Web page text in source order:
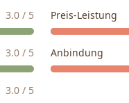
3.0 / 5 Preis-Leistung
3.0 / 5 Anbindung
3.0 / 5